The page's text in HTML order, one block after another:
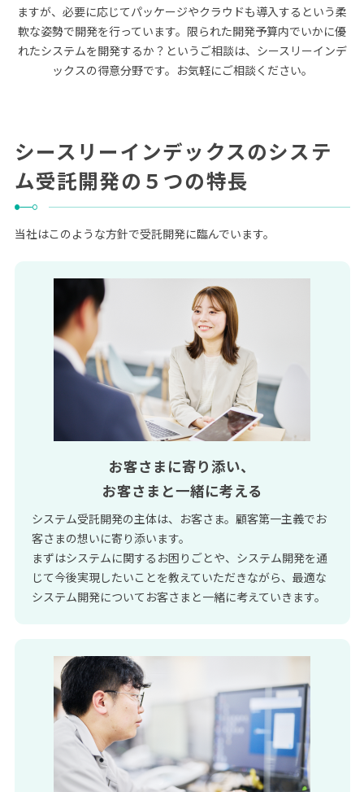
ますが、必要に応じてパッケージやクラウドも導入するという柔
軟な姿勢で開発を行っています。 限られた開発予算内でいかに優
れたシステムを開発するか？というご相談は、シースリーインデ
ックスの得意分野です。お気軽にご相談ください。
シースリーインデックスのシステ
ム受託開発の５つの特長
当社はこのような方針で受託開発に臨んでいます。
お客さまに寄り添い、
お客さまと一緒に考える
システム受託開発の主体は、お客さま。顧客第一主義でお
客さまの想いに寄り添います。
まずはシステムに関するお困りごとや、システム開発を通
じて今後実現したいことを教えていただきながら、最適な
システム開発についてお客さまと一緒に考えていきます。